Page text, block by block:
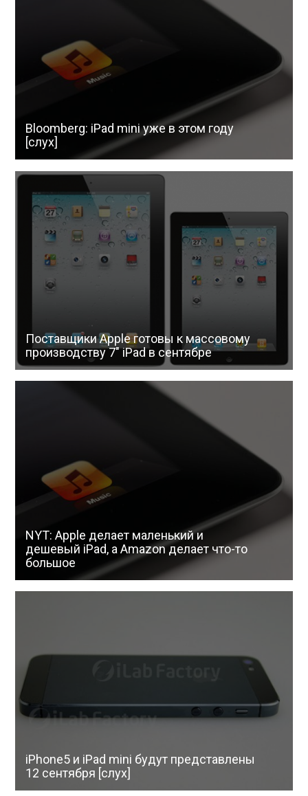
Bloomberg: iPad mini уже в этом году
[слух]
Поставщики Apple готовы к массовому
производству 7″ iPad в сентябре
NYT: Apple делает маленький и
дешевый iPad, а Amazon делает что-то
большое
iPhone5 и iPad mini будут представлены
12 сентября [слух]